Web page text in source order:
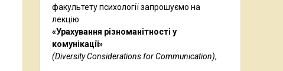
факультету психології запрошуємо на
лекцію
«Урахування різноманітності у
комунікації»
(Diversity Considerations for Communication),